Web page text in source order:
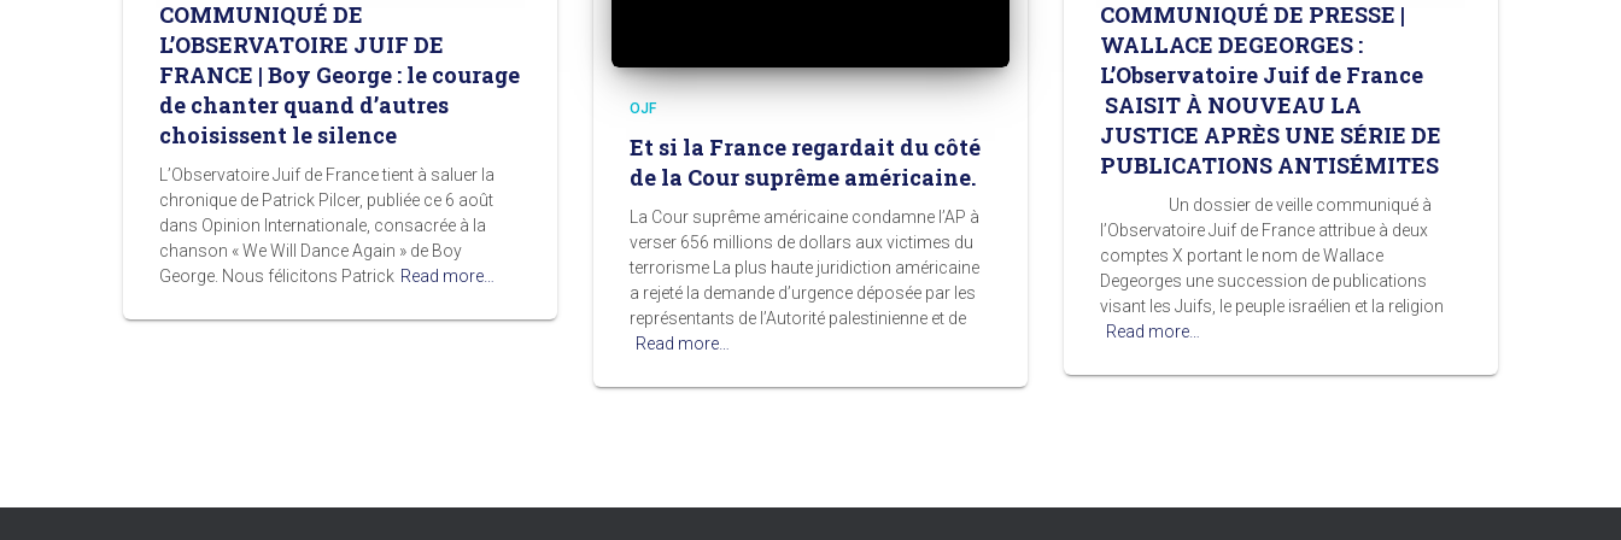
COMMUNIQUÉ DE
L’OBSERVATOIRE JUIF DE
FRANCE | Boy George : le courage
de chanter quand d’autres
choisissent le silence
L’Observatoire Juif de France tient à saluer la
chronique de Patrick Pilcer, publiée ce 6 août
dans Opinion Internationale, consacrée à la
chanson « We Will Dance Again » de Boy
George. Nous félicitons Patrick Read more…
OJF
Et si la France regardait du côté
de la Cour suprême américaine.
La Cour suprême américaine condamne l’AP à
verser 656 millions de dollars aux victimes du
terrorisme La plus haute juridiction américaine
a rejeté la demande d’urgence déposée par les
représentants de l’Autorité palestinienne et de
Read more…
COMMUNIQUÉ DE PRESSE |
WALLACE DEGEORGES :
L’Observatoire Juif de France
SAISIT À NOUVEAU LA
JUSTICE APRÈS UNE SÉRIE DE
PUBLICATIONS ANTISÉMITES
Un dossier de veille communiqué à
l’Observatoire Juif de France attribue à deux
comptes X portant le nom de Wallace
Degeorges une succession de publications
visant les Juifs, le peuple israélien et la religion
Read more…